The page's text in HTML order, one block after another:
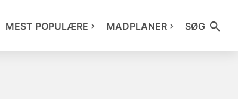
MEST POPULÆRE MADPLANER SØG